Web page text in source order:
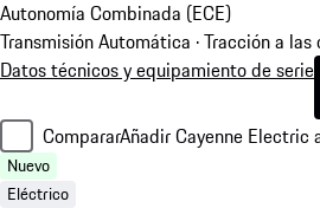
Autonomía Combinada (ECE)
Transmisión Automática · Tracción a
Datos técnicos y equipamiento de serie
CompararAñadir Cayenne Electric
Nuevo
Eléctrico